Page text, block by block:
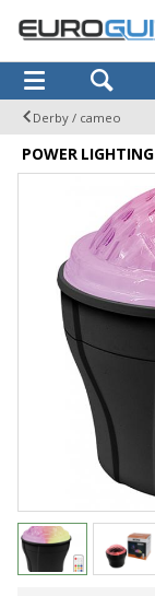
Derby / cameo
POWER LIGHTING